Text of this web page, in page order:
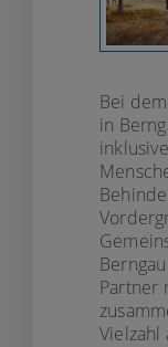
Bei
in
Partner
Vielzahl